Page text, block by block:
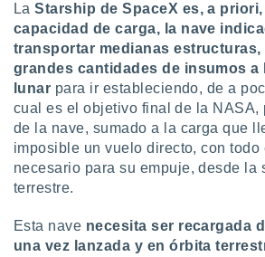
La Starship de SpaceX es, a
capacidad de carga, la nave
transportar medianas
grandes cantidades de insumos a
lunar para ir estableciendo, de a
cual es el objetivo final de la NASA,
de la nave, sumado a la carga que
imposible un vuelo directo, con todo
necesario para su empuje, desde la
terrestre.
Esta nave necesita ser recargada
una vez lanzada y en órbita